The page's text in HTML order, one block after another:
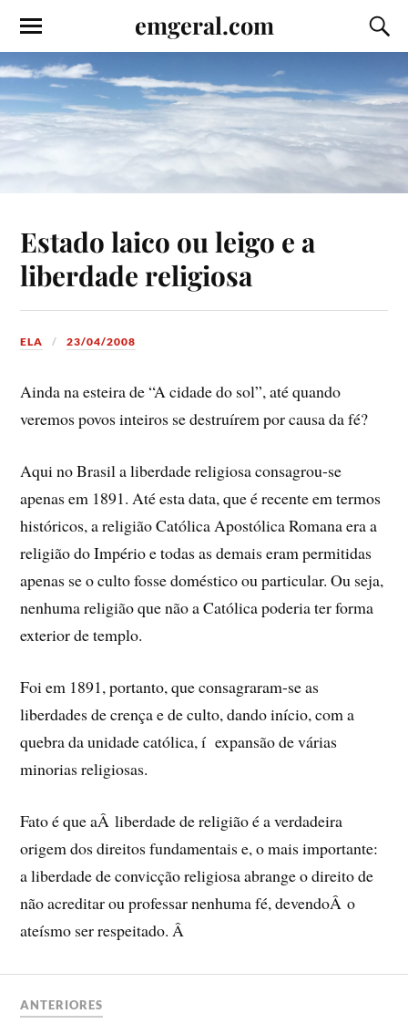
emgeral.com
Estado laico ou leigo e a
liberdade religiosa
ELA 23/04/2008
Ainda na esteira de “A cidade do sol”, até quando
veremos povos inteiros se destruí­rem por causa da fé?
Aqui no Brasil a liberdade religiosa consagrou-se
apenas em 1891. Até esta data, que é recente em termos
históricos, a religião Católica Apostólica Romana era a
religião do Império e todas as demais eram permitidas
apenas se o culto fosse doméstico ou particular. Ou seja,
nenhuma religião que não a Católica poderia ter forma
exterior de templo.
Foi em 1891, portanto, que consagraram-se as
liberdades de crença e de culto, dando iní­cio, com a
quebra da unidade católica, í expansão de várias
minorias religiosas.
Fato é que aÂ liberdade de religião é a verdadeira
origem dos direitos fundamentais e, o mais importante:
a liberdade de convicção religiosa abrange o direito de
não acreditar ou professar nenhuma fé, devendoÂ o
ateí­smo ser respeitado. Â
ANTERIORES